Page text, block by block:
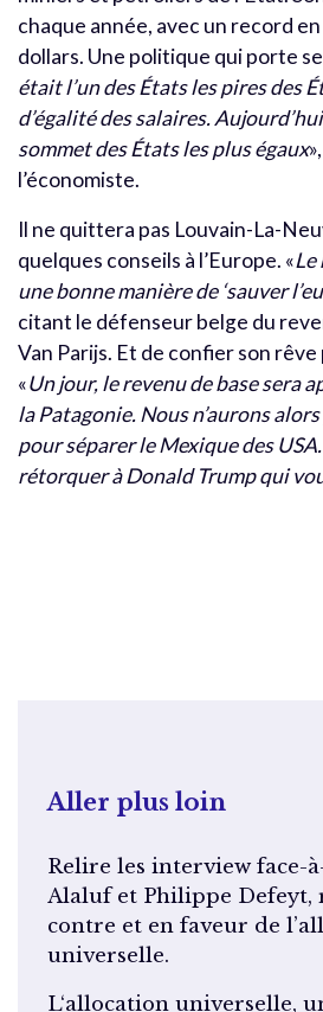
chaque année, avec un record
dollars. Une politique qui porte
était l’un des États les pires des
d’égalité des salaires.
sommet des États les plus égaux
l’économiste.
Il ne quittera pas Louvain-La-
quelques conseils à l’Europe. «Le
une bonne manière de ‘sauver
citant le défenseur belge du
Van Parijs. Et de confier son
«Un jour, le revenu de base sera
la Patagonie. Nous n’aurons
pour séparer le Mexique des
rétorquer à Donald Trump qui
Aller plus loin
Relire les interview face-
Alaluf et Philippe Defeyt,
contre et en faveur de
universelle.
L‘allocation universelle,